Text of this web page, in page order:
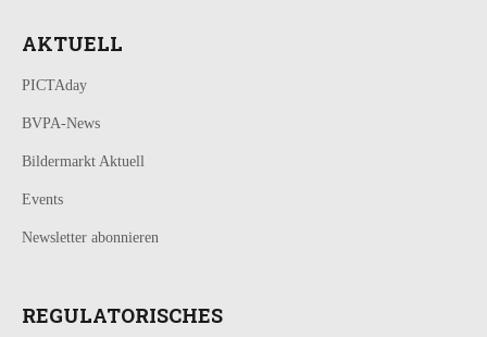
AKTUELL
PICTAday
BVPA-News
Bildermarkt Aktuell
Events
Newsletter abonnieren
REGULATORISCHES